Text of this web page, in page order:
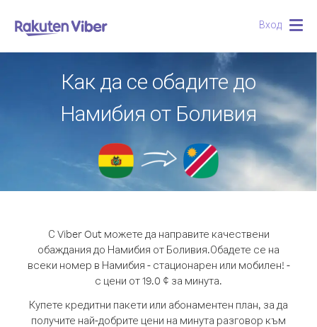
Вход
Как да се обадите до
Намибия от Боливия
С Viber Out можете да направите качествени
обаждания до Намибия от Боливия.Обадете се на
всеки номер в Намибия - стационарен или мобилен! -
с цени от 19.0 ¢ за минута.
Купете кредитни пакети или абонаментен план, за да
получите най-добрите цени на минута разговор към